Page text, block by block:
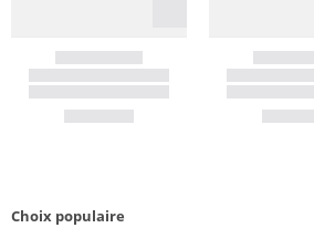
Choix populaire